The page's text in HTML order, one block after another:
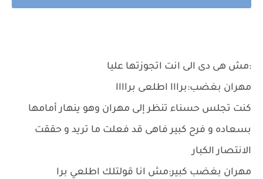
:مش هى دى الى انت اتجوزتها عليا
مهران بغضب:برااا اطلعى براااا
كنت تجلس حسناء تنظر إلى مهران وهو ينهار أمامها
بسعاده و فرح كبير فاهى قد فعلت ما تريد و حققت
الانتصار الكبار
مهران بغضب كبير:مش انا قولتلك اطلعي برا